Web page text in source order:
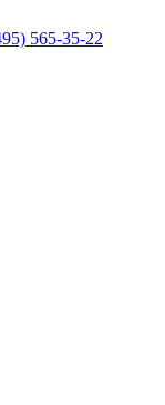
565-35-22